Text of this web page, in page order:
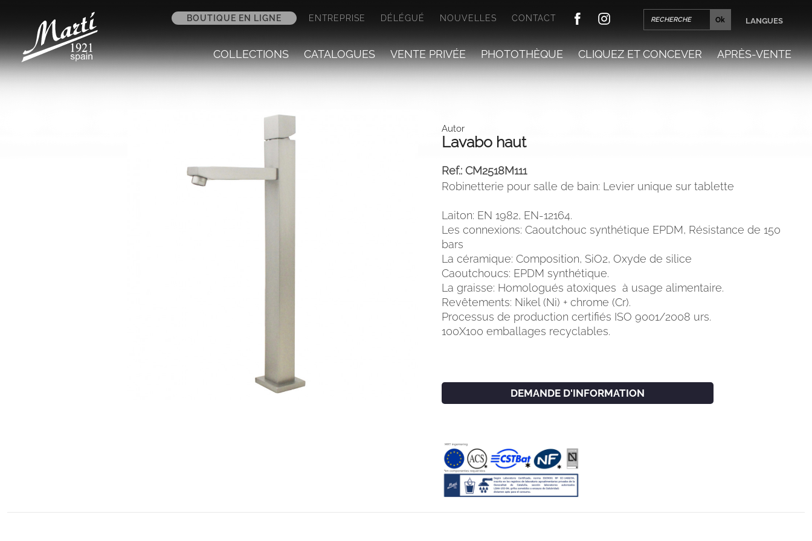
BOUTIQUE EN LIGNE ENTREPRISE DÉLÉGUÉ NOUVELLES CONTACT
COLLECTIONS CATALOGUES VENTE PRIVÉE PHOTOTHÈQUE CLIQUEZ ET CONCEVER APRÈS-VENTE
LANGUES
Autor
Lavabo haut
Ref.: CM2518M111
Robinetterie pour salle de bain: Levier unique sur tablette
Laiton: EN 1982, EN-12164.
Les connexions: Caoutchouc synthétique EPDM, Résistance de 150
bars
La céramique: Composition, SiO2, Oxyde de silice
Caoutchoucs: EPDM synthétique.
La graisse: Homologués atoxiques à usage alimentaire.
Revêtements: Nikel (Ni) + chrome (Cr).
Processus de production certifiés ISO 9001/2008 urs.
100X100 emballages recyclables.
DEMANDE D'INFORMATION